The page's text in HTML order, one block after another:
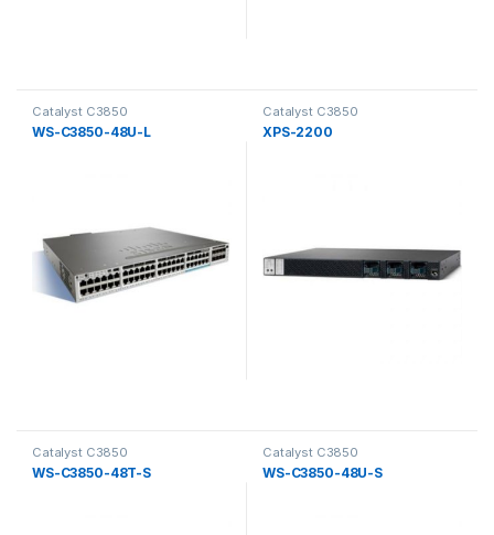
Catalyst C3850
WS-C3850-48U-L
Catalyst C3850
XPS-2200
Catalyst C3850
WS-C3850-48T-S
Catalyst C3850
WS-C3850-48U-S